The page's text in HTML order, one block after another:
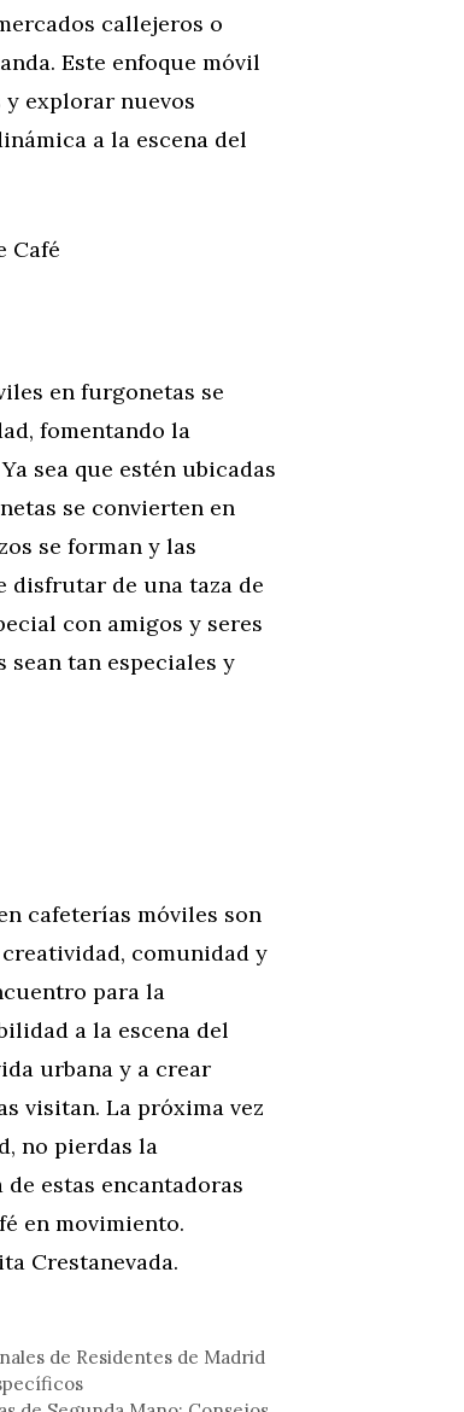
callejeros o
Este enfoque móvil
explorar nuevos
a la escena del
Café
en furgonetas se
fomentando la
sea que estén ubicadas
se convierten en
se forman y las
disfrutar de una taza de
con amigos y seres
sean tan especiales y
cafeterías móviles son
comunidad y
para la
a la escena del
urbana y a crear
visitan. La próxima vez
no pierdas la
estas encantadoras
en movimiento.
Crestanevada.
de Residentes de Madrid